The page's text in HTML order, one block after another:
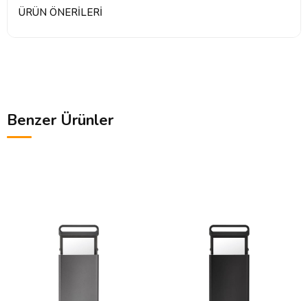
ÜRÜN ÖNERILERI
Benzer Ürünler